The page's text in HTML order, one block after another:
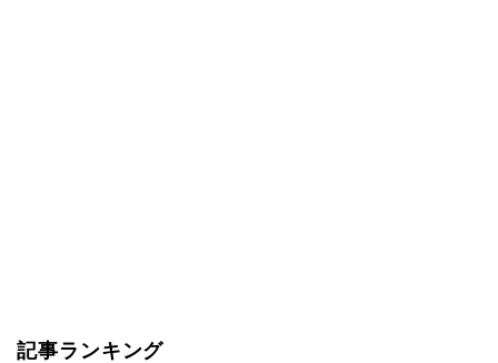
記事ランキング